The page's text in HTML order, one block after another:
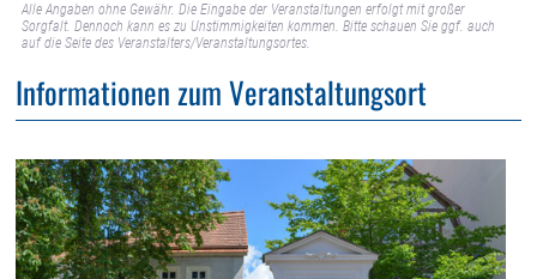
Alle Angaben ohne Gewähr. Die Eingabe der Veranstaltungen erfolgt mit großer
Sorgfalt. Dennoch kann es zu Unstimmigkeiten kommen. Bitte schauen Sie ggf. auch
auf die Seite des Veranstalters/Veranstaltungsortes.
Informationen zum Veranstaltungsort